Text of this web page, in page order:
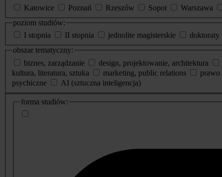
Katowice
Poznań Rzeszów Sopot Warszawa
poziom studiów:
I stopnia
II stopnia jednolite magisterskie doktoraty
obszar tematyczny:
biznes, zarządzanie
design, projektowanie, architektura
kultura, literatura, sztuka
marketing, public relations prawo
psychiczne
AI (sztuczna inteligencja)
dodatkowe
informacje
forma studiów: